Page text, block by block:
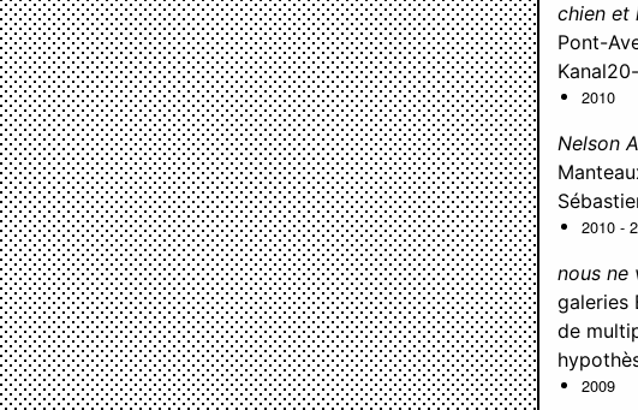
chien et
Pont-
2010
Nelson
2010 -
nous ne
galeries
de
2009